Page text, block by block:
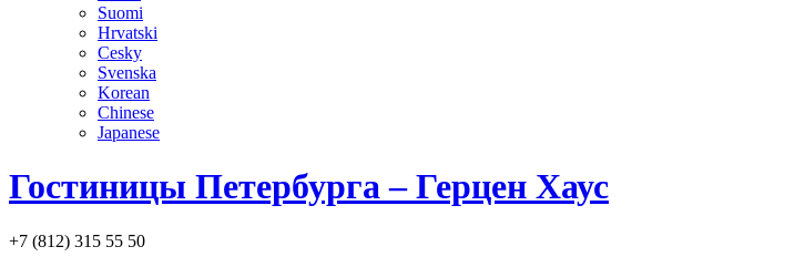
Suomi
Hrvatski
Cesky
Svenska
Korean
Chinese
Japanese
Гостиницы Петербурга – Герцен Хаус
+7 (812) 315 55 50